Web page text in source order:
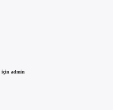
için admin